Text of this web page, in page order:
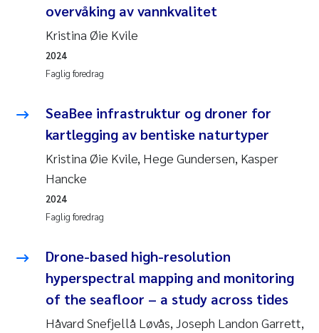
overvåking av vannkvalitet
Kristina Øie Kvile
Faglig foredrag
2024
SeaBee infrastruktur og droner for
kartlegging av bentiske naturtyper
Kristina Øie Kvile, Hege Gundersen, Kasper
Hancke
Faglig foredrag
2024
Drone-based high-resolution
hyperspectral mapping and monitoring
of the seafloor – a study across tides
Håvard Snefjellå Løvås, Joseph Landon Garrett,